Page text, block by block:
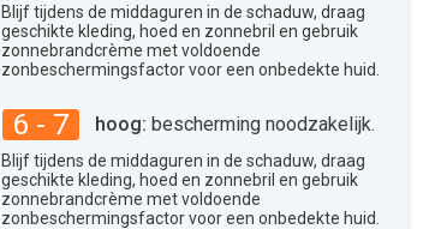
Blijf tijdens de middaguren in de schaduw, draag
geschikte kleding, hoed en zonnebril en gebruik
zonnebrandcrème met voldoende
zonbeschermingsfactor voor een onbedekte huid.
6 - 7 hoog: bescherming noodzakelijk.
Blijf tijdens de middaguren in de schaduw, draag
geschikte kleding, hoed en zonnebril en gebruik
zonnebrandcrème met voldoende
zonbeschermingsfactor voor een onbedekte huid.